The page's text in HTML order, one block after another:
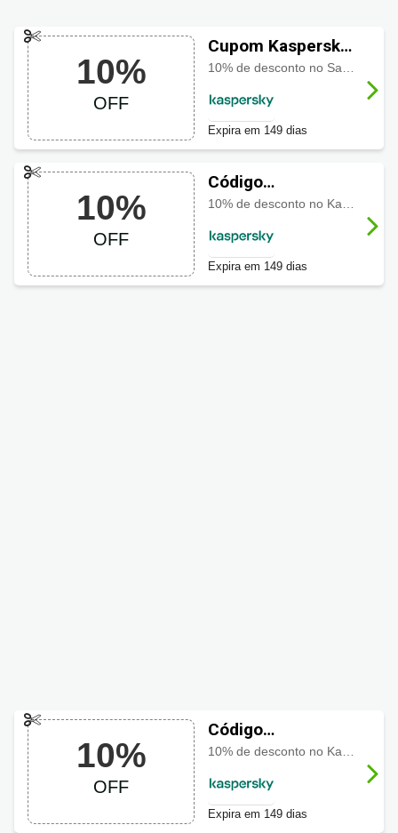
10%
OFF
Cupom Kaspersky
com 10% OFF
Expira em 149 dias
10%
OFF
Código
promocional
10% OFF
Expira em 149 dias
10%
OFF
Código
promocional
10% OFF
Expira em 149 dias